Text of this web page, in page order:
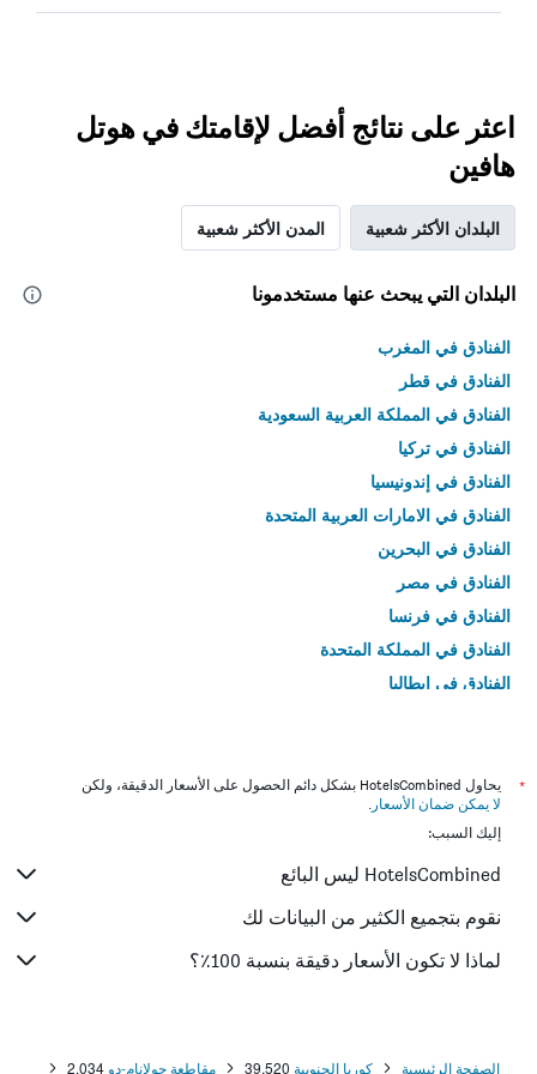
اعثر على نتائج أفضل لإقامتك في هوتل
هافين
البلدان الأكثر شعبية المدن الأكثر شعبية
البلدان التي يبحث عنها مستخدمونا
الفنادق في المغرب
الفنادق في قطر
الفنادق في المملكة العربية السعودية
الفنادق في تركيا
الفنادق في إندونيسيا
الفنادق في الامارات العربية المتحدة
الفنادق في البحرين
الفنادق في مصر
الفنادق في فرنسا
الفنادق في المملكة المتحدة
الفنادق في إيطاليا
*
يحاول HotelsCombined بشكل دائم الحصول على الأسعار الدقيقة، ولكن
لا يمكن ضمان الأسعار .
إليك السبب:
HotelsCombined ليس البائع
نقوم بتجميع الكثير من البيانات لك
لماذا لا تكون الأسعار دقيقة بنسبة 100٪؟
الصفحة الرئيسية كوريا الجنوبية 39,520 مقاطعة جولانام-دو 2,034